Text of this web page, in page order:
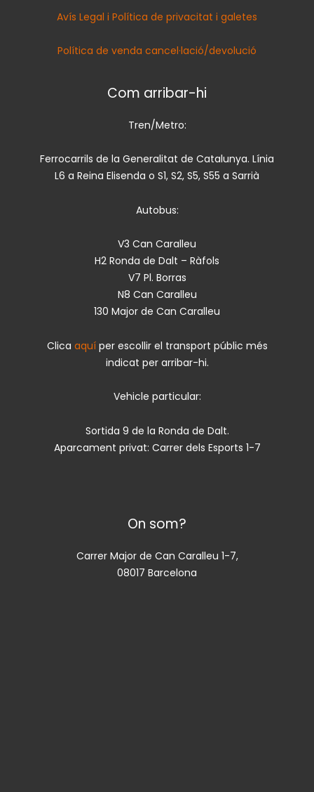
Avís Legal i Política de privacitat i galetes
Política de venda cancel·lació/devolució
Com arribar-hi
Tren/Metro:
Ferrocarrils de la Generalitat de Catalunya. Línia
L6 a Reina Elisenda o S1, S2, S5, S55 a Sarrià
Autobus:
V3 Can Caralleu
H2 Ronda de Dalt – Ràfols
V7 Pl. Borras
N8 Can Caralleu
130 Major de Can Caralleu
Clica aquí per escollir el transport públic més
indicat per arribar-hi.
Vehicle particular:
Sortida 9 de la Ronda de Dalt.
Aparcament privat: Carrer dels Esports 1-7
On som?
Carrer Major de Can Caralleu 1-7,
08017 Barcelona